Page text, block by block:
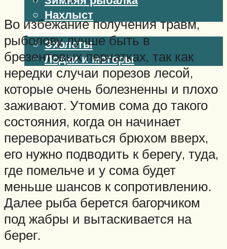
Нахлыст
Снаряжение
Эхолоты
Лодки и моторы
Узлы
Рецепты
Разное
Меню
Во избежание получения травм,
рыболову лучше быть в
брезентовых перчатках, так как
нередки случаи порезов лесой,
которые очень болезненны и плохо
заживают. Утомив сома до такого
состояния, когда он начинает
переворачиваться брюхом вверх,
его нужно подводить к берегу, туда,
где помельче и у сома будет
меньше шансов к сопротивлению.
Далее рыба берется багорчиком
под жабры и вытаскивается на
берег.